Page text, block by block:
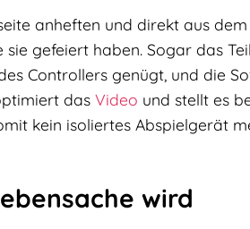
anheften und direkt aus dem
gefeiert haben. Sogar das
Controllers genügt, und die
das Video und stellt es
kein isoliertes Abspielgerät
wird